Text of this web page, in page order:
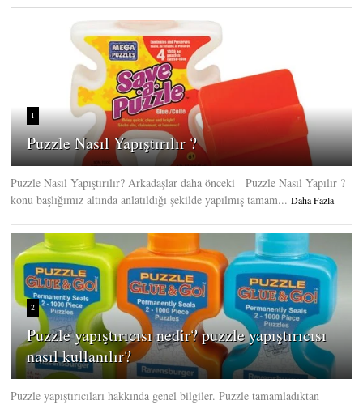
1
Puzzle Nasıl Yapıştırılır ?
Puzzle Nasıl Yapıştırılır? Arkadaşlar daha önceki Puzzle Nasıl Yapılır ?
konu başlığımız altında anlatıldığı şekilde yapılmış tamam... Daha Fazla
2
Puzzle yapıştırıcısı nedir? puzzle yapıştırıcısı
nasıl kullanılır?
Puzzle yapıştırıcıları hakkında genel bilgiler. Puzzle tamamladıktan